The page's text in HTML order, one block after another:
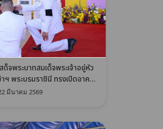
ด็จพระบาทสมเด็จพระเจ้าอยู่หัว
ฯ พระบรมราชินี ทรงเปิดอาคาร
ะโรงเรียนพระดาบส แห่งใหม่
มีนาคม 2569